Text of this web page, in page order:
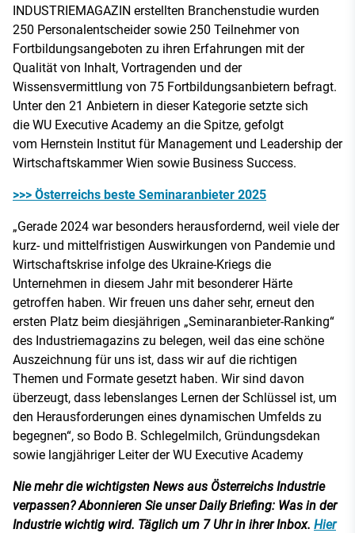
INDUSTRIEMAGAZIN erstellten Branchenstudie wurden
250 Personalentscheider sowie 250 Teilnehmer von
Fortbildungsangeboten zu ihren Erfahrungen mit der
Qualität von Inhalt, Vortragenden und der
Wissensvermittlung von 75 Fortbildungsanbietern befragt.
Unter den 21 Anbietern in dieser Kategorie setzte sich
die WU Executive Academy an die Spitze, gefolgt
vom Hernstein Institut für Management und Leadership der
Wirtschaftskammer Wien sowie Business Success.
>>> Österreichs beste Seminaranbieter 2025
„Gerade 2024 war besonders herausfordernd, weil viele der
kurz- und mittelfristigen Auswirkungen von Pandemie und
Wirtschaftskrise infolge des Ukraine-Kriegs die
Unternehmen in diesem Jahr mit besonderer Härte
getroffen haben. Wir freuen uns daher sehr, erneut den
ersten Platz beim diesjährigen „Seminaranbieter-Ranking“
des Industriemagazins zu belegen, weil das eine schöne
Auszeichnung für uns ist, dass wir auf die richtigen
Themen und Formate gesetzt haben. Wir sind davon
überzeugt, dass lebenslanges Lernen der Schlüssel ist, um
den Herausforderungen eines dynamischen Umfelds zu
begegnen“, so Bodo B. Schlegelmilch, Gründungsdekan
sowie langjähriger Leiter der WU Executive Academy
Nie mehr die wichtigsten News aus Österreichs Industrie
verpassen? Abonnieren Sie unser Daily Briefing: Was in der
Industrie wichtig wird. Täglich um 7 Uhr in ihrer Inbox. Hier